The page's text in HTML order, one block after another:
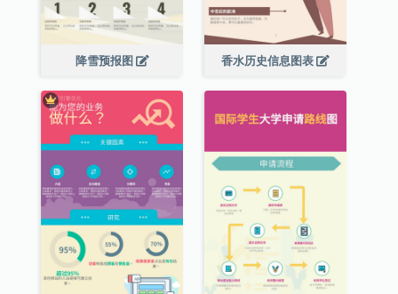
降雪预报图 香水历史信息图表